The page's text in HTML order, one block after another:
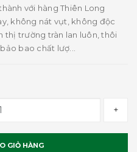
với hàng Thiên Long
không nát vụt, không độc
thị trường tràn lan luôn, thôi
bao chất lượ...
+
GIỎ HÀNG